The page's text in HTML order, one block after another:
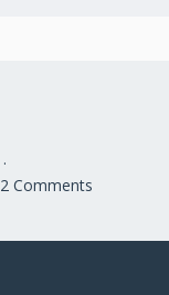
2 Comments